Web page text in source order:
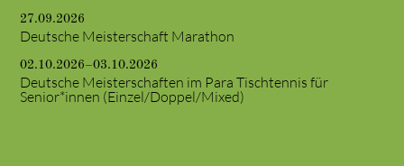
27.09.2026
Deutsche Meisterschaft Marathon
02.10.2026–03.10.2026
Deutsche Meisterschaften im Para Tischtennis für
Senior*innen (Einzel/Doppel/Mixed)